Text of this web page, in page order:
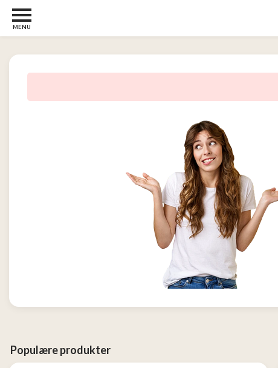
MENU
Populære produkter
Baby
Diverse
2